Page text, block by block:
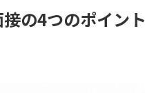
の4つのポイント